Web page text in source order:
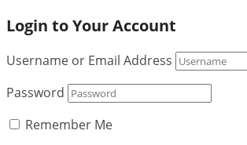
Login to Your Account
Username or Email Address
Password
Remember Me